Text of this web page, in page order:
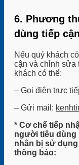
6. Phương
dùng tiếp
Nếu quý khách
cận và chỉnh sửa
khách có thể:
– Gọi điện trực
– Gửi mail:
* Cơ chế tiếp
người tiêu dùng
nhân bị sử
thông báo: